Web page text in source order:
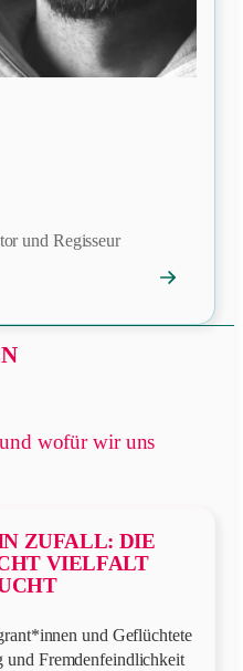
und Regisseur
→
wofür wir uns
ZUFALL: DIE
VIELFALT
und Geflüchtete
und Fremdenfeindlichkeit